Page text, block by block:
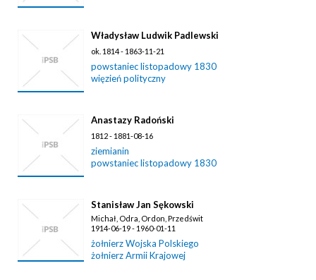
Władysław Ludwik Padlewski
ok. 1814 - 1863-11-21
powstaniec listopadowy 1830
więzień polityczny
Anastazy Radoński
1812 - 1881-08-16
ziemianin
powstaniec listopadowy 1830
Stanisław Jan Sękowski
Michał, Odra, Ordon, Przedświt
1914-06-19 - 1960-01-11
żołnierz Wojska Polskiego
żołnierz Armii Krajowej